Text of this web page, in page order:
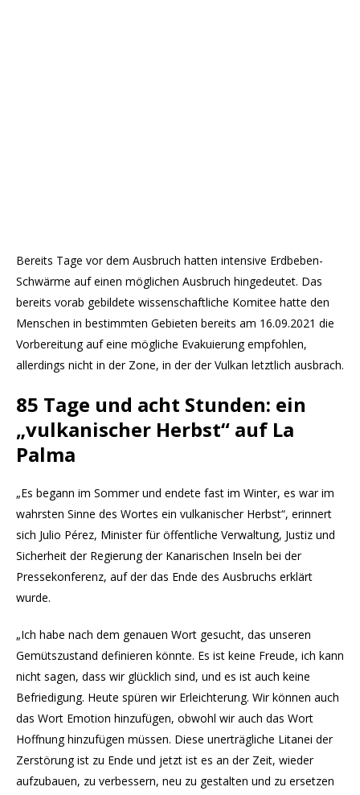
Bereits Tage vor dem Ausbruch hatten intensive Erdbeben-
Schwärme auf einen möglichen Ausbruch hingedeutet. Das
bereits vorab gebildete wissenschaftliche Komitee hatte den
Menschen in bestimmten Gebieten bereits am 16.09.2021 die
Vorbereitung auf eine mögliche Evakuierung empfohlen,
allerdings nicht in der Zone, in der der Vulkan letztlich ausbrach.
85 Tage und acht Stunden: ein
„vulkanischer Herbst“ auf La
Palma
„Es begann im Sommer und endete fast im Winter, es war im
wahrsten Sinne des Wortes ein vulkanischer Herbst“, erinnert
sich Julio Pérez, Minister für öffentliche Verwaltung, Justiz und
Sicherheit der Regierung der Kanarischen Inseln bei der
Pressekonferenz, auf der das Ende des Ausbruchs erklärt
wurde.
„Ich habe nach dem genauen Wort gesucht, das unseren
Gemütszustand definieren könnte. Es ist keine Freude, ich kann
nicht sagen, dass wir glücklich sind, und es ist auch keine
Befriedigung. Heute spüren wir Erleichterung. Wir können auch
das Wort Emotion hinzufügen, obwohl wir auch das Wort
Hoffnung hinzufügen müssen. Diese unerträgliche Litanei der
Zerstörung ist zu Ende und jetzt ist es an der Zeit, wieder
aufzubauen, zu verbessern, neu zu gestalten und zu ersetzen